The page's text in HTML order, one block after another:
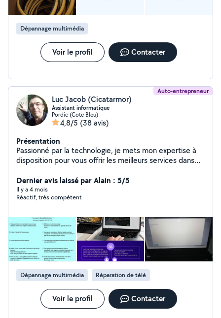
Dépannage multimédia
Voir le profil Contacter
Auto-entrepreneur
Luc Jacob (Cicatarmor)
Assistant informatique
Pordic (Cote Bleu)
4,8/5 (38 avis)
Présentation
Passionné par la technologie, je mets mon expertise à
disposition pour vous offrir les meilleurs services dans
Dernier avis laissé par Alain : 5/5
Il y a 4 mois
Réactif, très compétent
Dépannage multimédia Réparation de télé
Voir le profil Contacter